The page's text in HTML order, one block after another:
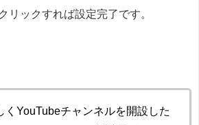
リックすれば設定完了です。
くYouTubeチャンネルを開設した